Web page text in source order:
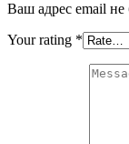
Ваш адрес email не
Your rating *